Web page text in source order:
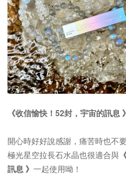
《收信愉快！52封，宇宙的訊息 》
開心時好好說感謝，痛苦時也不
極光星空拉長石水晶也很適合與
訊息 》 一起使用呦！